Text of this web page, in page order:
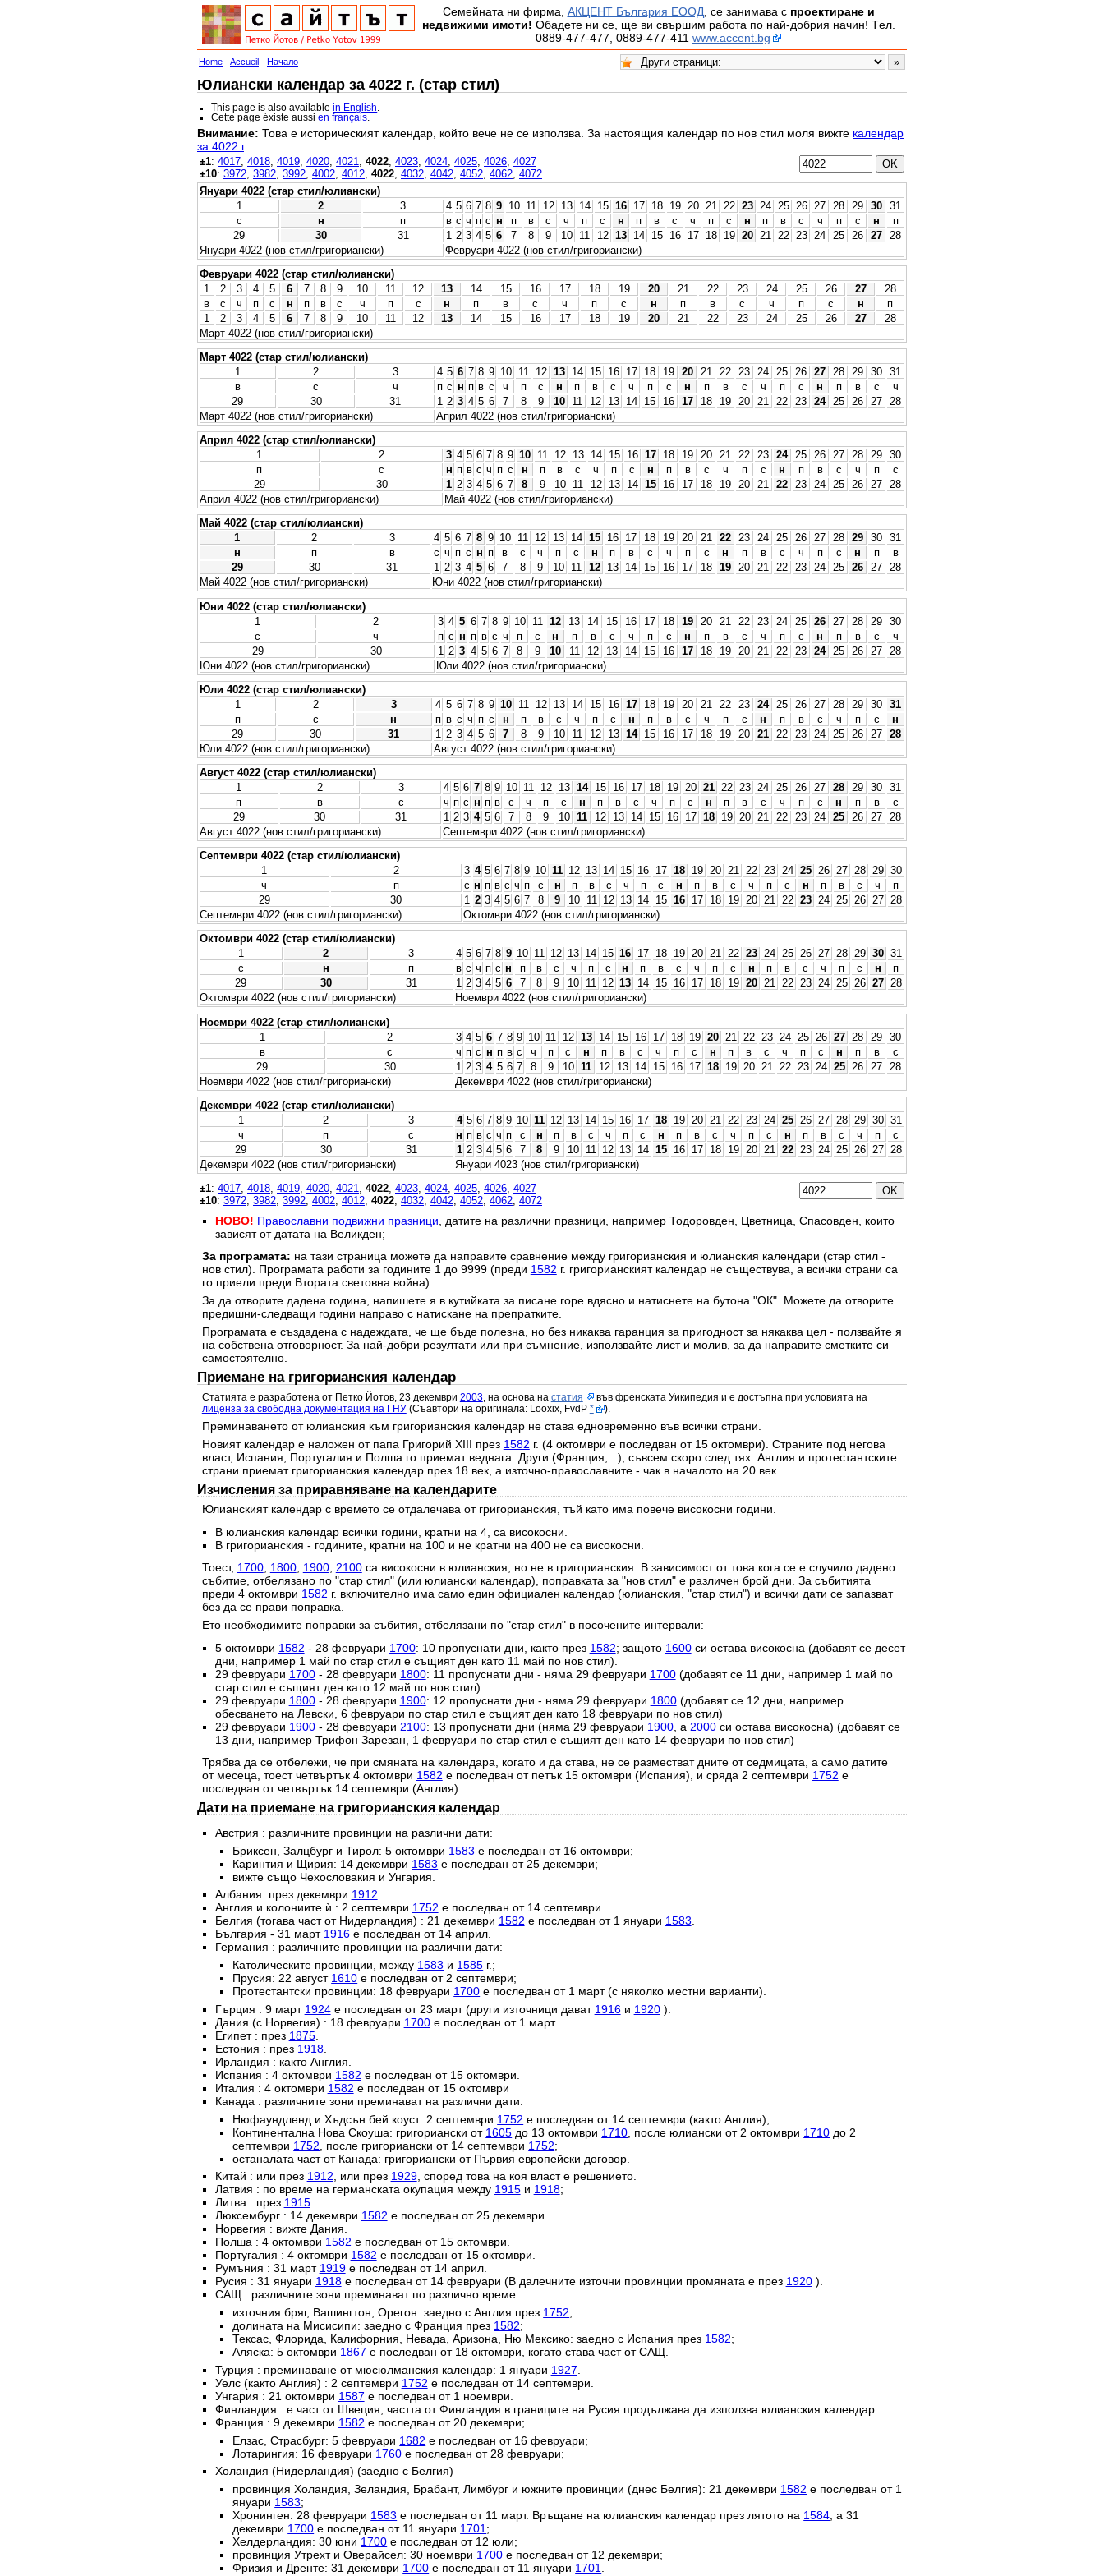
Семейната ни фирма, АКЦЕНТ България ЕООД, се занимава с проектиране и
недвижими имоти! Обадете ни се, ще ви свършим работа по най-добрия начин! Tел.
0889-477-477, 0889-477-411 www.accent.bg
Home -Accueil - Начало
Юлиански календар за 4022 г. (стар стил)
This page is also availablein English
Cette page éxiste aussien français
Внимание: Това е историческият календар, който вече не се използва. За настоящия календар по нов стил моля вижте календар
за 4022 г.
±1: 4017 4018 4019 4020 4021 4022 4023 4024 4025 4026 4027
±10: 3972 3982 3992 4002 4012 4022 4032 4042 4052 4062 4072
Януари 4022 (стар стил/юлиански)
1
2 3 4 5 6 7 8 9 10 11 12 13 14 15 16 17 18 19 20 21 22 23 24 25 26 27 28 29 30 31
с
н п в с ч п с н п в с ч п с н п в с ч п с н п в с ч п с н
п
29
30 31 1 2 3 4 5 6 7 8 9 10 11 12 13 14 15 16 17 18 19 20 21 22 23 24 25 26 27
28
Януари 4022 (нов стил/григориански)
Февруари 4022 (нов стил/григориански)
Февруари 4022 (стар стил/юлиански)
1
2 3 4 5 6 7 8 9 10 11 12 13 14 15 16 17 18 19 20 21 22 23 24 25 26 27
28
в
с ч п с н п в с ч п с н п в с ч п с н п в с ч п с н
п
1
2 3 4 5 6 7 8 9 10 11 12 13 14 15 16 17 18 19 20 21 22 23 24 25 26 27
28
Март 4022 (нов стил/григориански)
Март 4022 (стар стил/юлиански)
1
2 3 4 5 6 7 8 9 10 11 12 13 14 15 16 17 18 19 20 21 22 23 24 25 26 27 28 29 30 31
в
с ч п с н п в с ч п с н п в с ч п с н п в с ч п с н п в с
ч
29
30 31 1 2 3 4 5 6 7 8 9 10 11 12 13 14 15 16 17 18 19 20 21 22 23 24 25 26 27 28
Март 4022 (нов стил/григориански)
Април 4022 (нов стил/григориански)
Април 4022 (стар стил/юлиански)
1
2 3 4 5 6 7 8 9 10 11 12 13 14 15 16 17 18 19 20 21 22 23 24 25 26 27 28 29 30
п
с н п в с ч п с н п в с ч п с н п в с ч п с н п в с ч п
с
29
30 1 2 3 4 5 6 7 8 9 10 11 12 13 14 15 16 17 18 19 20 21 22 23 24 25 26 27 28
Април 4022 (нов стил/григориански)
Май 4022 (нов стил/григориански)
Май 4022 (стар стил/юлиански)
1
2 3 4 5 6 7 8 9 10 11 12 13 14 15 16 17 18 19 20 21 22 23 24 25 26 27 28 29 30 31
н
п в с ч п с н п в с ч п с н п в с ч п с н п в с ч п с н п
в
29
30 31 1 2 3 4 5 6 7 8 9 10 11 12 13 14 15 16 17 18 19 20 21 22 23 24 25 26 27 28
Май 4022 (нов стил/григориански)
Юни 4022 (нов стил/григориански)
Юни 4022 (стар стил/юлиански)
1
2 3 4 5 6 7 8 9 10 11 12 13 14 15 16 17 18 19 20 21 22 23 24 25 26 27 28 29 30
с
ч п с н п в с ч п с н п в с ч п с н п в с ч п с н п в с
ч
29
30 1 2 3 4 5 6 7 8 9 10 11 12 13 14 15 16 17 18 19 20 21 22 23 24 25 26 27
28
Юни 4022 (нов стил/григориански)
Юли 4022 (нов стил/григориански)
Юли 4022 (стар стил/юлиански)
1
2 3 4 5 6 7 8 9 10 11 12 13 14 15 16 17 18 19 20 21 22 23 24 25 26 27 28 29 30 31
п
с н п в с ч п с н п в с ч п с н п в с ч п с н п в с ч п с
н
29
30 31 1 2 3 4 5 6 7 8 9 10 11 12 13 14 15 16 17 18 19 20 21 22 23 24 25 26 27 28
Юли 4022 (нов стил/григориански)
Август 4022 (нов стил/григориански)
Август 4022 (стар стил/юлиански)
1
2 3 4 5 6 7 8 9 10 11 12 13 14 15 16 17 18 19 20 21 22 23 24 25 26 27 28 29 30 31
п
в с ч п с н п в с ч п с н п в с ч п с н п в с ч п с н п в
с
29
30 31 1 2 3 4 5 6 7 8 9 10 11 12 13 14 15 16 17 18 19 20 21 22 23 24 25 26 27
28
Август 4022 (нов стил/григориански)
Септември 4022 (нов стил/григориански)
Септември 4022 (стар стил/юлиански)
1
2 3 4 5 6 7 8 9 10 11 12 13 14 15 16 17 18 19 20 21 22 23 24 25 26 27 28 29 30
ч
п с н п в с ч п с н п в с ч п с н п в с ч п с н п в с ч
п
29
30 1 2 3 4 5 6 7 8 9 10 11 12 13 14 15 16 17 18 19 20 21 22 23 24 25 26 27 28
Септември 4022 (нов стил/григориански)
Октомври 4022 (нов стил/григориански)
Октомври 4022 (стар стил/юлиански)
1
2 3 4 5 6 7 8 9 10 11 12 13 14 15 16 17 18 19 20 21 22 23 24 25 26 27 28 29 30 31
с
н п в с ч п с н п в с ч п с н п в с ч п с н п в с ч п с н
п
29
30 31 1 2 3 4 5 6 7 8 9 10 11 12 13 14 15 16 17 18 19 20 21 22 23 24 25 26 27 28
Октомври 4022 (нов стил/григориански)
Ноември 4022 (нов стил/григориански)
Ноември 4022 (стар стил/юлиански)
1
2 3 4 5 6 7 8 9 10 11 12 13 14 15 16 17 18 19 20 21 22 23 24 25 26 27 28 29 30
в
с ч п с н п в с ч п с н п в с ч п с н п в с ч п с н п в
с
29
30 1 2 3 4 5 6 7 8 9 10 11 12 13 14 15 16 17 18 19 20 21 22 23 24 25 26 27
28
Ноември 4022 (нов стил/григориански)
Декември 4022 (нов стил/григориански)
Декември 4022 (стар стил/юлиански)
1
2 3 4 5 6 7 8 9 10 11 12 13 14 15 16 17 18 19 20 21 22 23 24 25 26 27 28 29 30 31
ч
п с н п в с ч п с н п в с ч п с н п в с ч п с н п в с ч п
с
29
30 31 1 2 3 4 5 6 7 8 9 10 11 12 13 14 15 16 17 18 19 20 21 22 23 24 25 26 27
28
Декември 4022 (нов стил/григориански)
Януари 4023 (нов стил/григориански)
±1: 4017 4018 4019 4020 4021 4022 4023 4024 4025 4026 4027
±10: 3972 3982 3992 4002 4012 4022 4032 4042 4052 4062 4072
НОВО! Православни подвижни празници , датите на различни празници, например Тодоровден, Цветница, Спасовден, които
зависят от датата на Великден;
За програмата: на тази страница можете да направите сравнение между григорианския и юлианския календари (стар стил -
нов стил). Програмата работи за годините 1 до 9999 (преди 1582 г. григорианският календар не съществува, а всички страни са
го приели преди Втората световна война).
За да отворите дадена година, напишете я в кутийката за писане горе вдясно и натиснете на бутона "ОК". Можете да отворите
предишни-следващи години направо с натискане на препратките.
Програмата е създадена с надеждата, че ще бъде полезна, но без никаква гаранция за пригодност за някаква цел - ползвайте я
на собствена отговорност. За най-добри резултати или при съмнение, използвайте лист и молив, за да направите сметките си
самостоятелно.
Приемане на григорианския календар
Статията е разработена от Петко Йотов, 23 декември 2003, на основа на статия
във френската Уикипедия и е достъпна при условията на
лиценза за свободна документация на ГНУ(Съавтори на оригинала: Looxix, FvdP * ).
Преминаването от юлианския към григорианския календар не става едновременно във всички страни.
Новият календар е наложен от папа Григорий XIII през 1582 г. (4 октомври е последван от 15 октомври). Страните под негова
власт, Испания, Португалия и Полша го приемат веднага. Други (Франция,...), съвсем скоро след тях. Англия и протестантските
страни приемат григорианския календар през 18 век, а източно-православните - чак в началото на 20 век.
Изчисления за приравняване на календарите
Юлианският календар с времето се отдалечава от григорианския, тъй като има повече високосни години.
В юлианския календар всички години, кратни на 4, са високосни.
В григорианския - годините, кратни на 100 и не кратни на 400 не са високосни.
Тоест, 1700, 1800, 1900, 2100са високосни в юлианския, но не в григорианския. В зависимост от това кога се е случило дадено
събитие, отбелязано по "стар стил" (или юлиански календар), поправката за "нов стил" е различен брой дни. За събитията
преди 4 октомври 1582 г. включително има само един официален календар (юлианския, "стар стил") и всички дати се запазват
без да се прави поправка.
Ето необходимите поправки за събития, отбелязани по "стар стил" в посочените интервали:
5 октомври 1582 - 28 февруари 1700: 10 пропуснати дни, както през 1582; защото 1600си остава високосна (добавят се десет
дни, например 1 май по стар стил е същият ден като 11 май по нов стил).
29 февруари 1700- 28 февруари 1800: 11 пропуснати дни - няма 29 февруари 1700(добавят се 11 дни, например 1 май по
стар стил е същият ден като 12 май по нов стил)
29 февруари 1800- 28 февруари 1900: 12 пропуснати дни - няма 29 февруари 1800(добавят се 12 дни, например
обесването на Левски, 6 февруари по стар стил е същият ден като 18 февруари по нов стил)
29 февруари 1900- 28 февруари 2100: 13 пропуснати дни (няма 29 февруари 1900, а 2000си остава високосна) (добавят се
13 дни, например Трифон Зарезан, 1 февруари по стар стил е същият ден като 14 февруари по нов стил)
Трябва да се отбележи, че при смяната на календара, когато и да става, не се разместват дните от седмицата, а само датите
от месеца, тоест четвъртък 4 октомври 1582 е последван от петък 15 октомври (Испания), и сряда 2 септември 1752 е
последван от четвъртък 14 септември (Англия).
Дати на приемане на григорианския календар
Австрия : различните провинции на различни дати:
Бриксен, Залцбург и Тирол: 5 октомври 1583 е последван от 16 октомври;
Каринтия и Щирия: 14 декември 1583 е последван от 25 декември;
вижте също Чехословакия и Унгария.
Албания: през декември 1912.
Англия и колониите ѝ : 2 септември 1752 е последван от 14 септември.
Белгия (тогава част от Нидерландия) : 21 декември 1582 е последван от 1 януари 1583.
България - 31 март 1916е последван от 14 април.
Германия : различните провинции на различни дати:
Католическите провинции, между 1583 и 1585 г.;
Прусия: 22 август 1610 е последван от 2 септември;
Протестантски провинции: 18 февруари 1700 е последван от 1 март (с няколко местни варианти).
Гърция : 9 март 1924е последван от 23 март (други източници дават 1916и 1920).
Дания (с Норвегия) : 18 февруари 1700е последван от 1 март.
Египет : през 1875.
Естония : през 1918.
Ирландия : както Англия.
Испания : 4 октомври 1582 е последван от 15 октомври.
Италия : 4 октомври 1582 е последван от 15 октомври
Канада : различните зони преминават на различни дати:
Нюфаундленд и Хъдсън бей коуст: 2 септември 1752 е последван от 14 септември (както Англия);
Континентална Нова Скоуша: григориански от 1605 до 13 октомври 1710 , после юлиански от 2 октомври 1710 до 2
септември 1752 , после григориански от 14 септември 1752;
останалата част от Канада: григориански от Първия европейски договор.
Китай : или през 1912, или през 1929, според това на коя власт е решението.
Латвия : по време на германската окупация между 1915и 1918;
Литва : през 1915.
Люксембург : 14 декември 1582 е последван от 25 декември.
Норвегия : вижте Дания.
Полша : 4 октомври 1582 е последван от 15 октомври.
Португалия : 4 октомври 1582 е последван от 15 октомври.
Румъния : 31 март 1919е последван от 14 април.
Русия : 31 януари 1918е последван от 14 февруари (В далечните източни провинции промяната е през 1920).
САЩ : различните зони преминават по различно време:
източния бряг, Вашингтон, Орегон: заедно с Англия през 1752;
долината на Мисисипи: заедно с Франция през 1582;
Тексас, Флорида, Калифорния, Невада, Аризона, Ню Мексико: заедно с Испания през 1582;
Аляска: 5 октомври 1867 е последван от 18 октомври, когато става част от САЩ.
Турция : преминаване от мюсюлманския календар: 1 януари 1927
Уелс (както Англия) : 2 септември 1752 е последван от 14 септември.
Унгария : 21 октомври 1587 е последван от 1 ноември.
Финландия : е част от Швеция; частта от Финландия в границите на Русия продължава да използва юлианския календар.
Франция : 9 декември 1582 е последван от 20 декември;
Елзас, Страсбург: 5 февруари 1682 е последван от 16 февруари;
Лотарингия: 16 февруари 1760 е последван от 28 февруари;
Холандия (Нидерландия) (заедно с Белгия)
провинция Холандия, Зеландия, Брабант, Лимбург и южните провинции (днес Белгия): 21 декември 1582 е последван от 1
януари 1583;
Хронинген: 28 февруари 1583 е последван от 11 март. Връщане на юлианския календар през лятото на 1584 , а 31
декември 1700 е последван от 11 януари 1701 ;
Хелдерландия: 30 юни 1700 е последван от 12 юли;
провинция Утрехт и Оверайсел: 30 ноември 1700 е последван от 12 декември;
Фризия и Дренте: 31 декември 1700 е последван от 11 януари 1701